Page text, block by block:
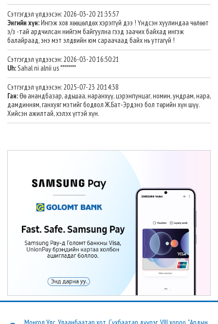
Сэтгэгдэл үлдээсэн: 2026-03-20 21:35:57
Энгийн хүн:Ингэж хов хөөцөлдөх хэрэггүй дээ ! Үндсэн хуулиндаа чөлөөт
э/з -тай ардчилсан нийгэм байгуулна гээд заачих байхад ингэж
балайраад, энэ мэт элдвийн юм сараачаад байх нь утгагүй !
Сэтгэгдэл үлдээсэн: 2026-03-20 16:50:21
Uh:Sahal ni alnii us ********
Сэтгэгдэл үлдээсэн: 2025-07-23 20:14:38
Ган:Өө анандбазар, адьшаа, наранхүү, цэрэнпунцаг, номин, ундрам, нара,
дамдинням, ганхуяг мэтийг бодвол Ж.Бат-Эрдэнэ бол төрийн хүн шүү.
Хийсэн ажилтай, хэлэх үгтэй хүн.